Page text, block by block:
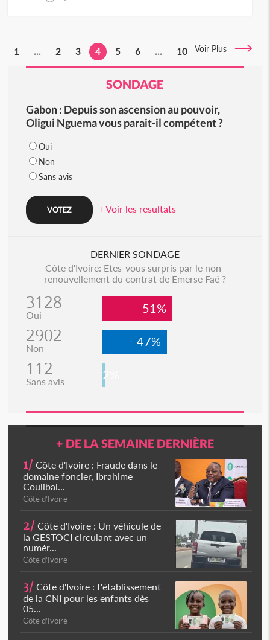
1 ... 2 3 4 5 6 ... 10 Voir Plus
SONDAGE
Gabon : Depuis son ascension au pouvoir,
Oligui Nguema vous parait-il compétent ?
Oui
Non
Sans avis
+ Voir les resultats
DERNIER SONDAGE
Côte d'Ivoire: Etes-vous surpris par le non-
renouvellement du contrat de Emerse Faé ?
3128
Oui 51%
2902
Non 47%
112
Sans avis 2%
+ DE LA SEMAINE DERNIÈRE
1/ Côte d'Ivoire : Fraude dans le
domaine foncier, Ibrahime
Coulibal...
Côte d'Ivoire
2/ Côte d'Ivoire : Un véhicule de
la GESTOCI circulant avec un
numér...
Côte d'Ivoire
3/ Côte d'Ivoire : L'établissement
de la CNI pour les enfants dès
05...
Côte d'Ivoire